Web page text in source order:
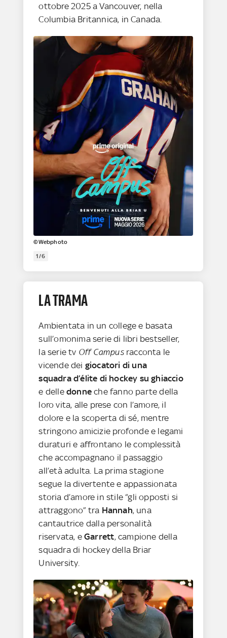
ottobre 2025 a Vancouver, nella
Columbia Britannica, in Canada.
©Webphoto
1/6
LA TRAMA
Ambientata in un college e basata
sull’omonima serie di libri bestseller,
la serie tv Off Campusracconta le
vicende dei giocatori di una
squadra d’élite di hockey su ghiaccio
e delledonne che fanno parte della
loro vita, alle prese con l’amore, il
dolore e la scoperta di sé, mentre
stringono amicizie profonde e legami
duraturi e affrontano le complessità
che accompagnano il passaggio
all’età adulta. La prima stagione
segue la divertente e appassionata
storia d’amore in stile “gli opposti si
attraggono” tra Hannah, una
cantautrice dalla personalità
riservata, eGarrett, campione della
squadra di hockey della Briar
University.